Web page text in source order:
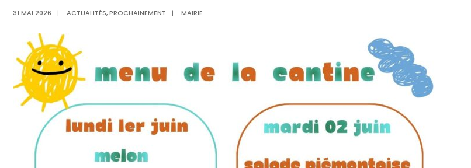
31 MAI 2026 | ACTUALITÉS,PROCHAINEMENT | MAIRIE